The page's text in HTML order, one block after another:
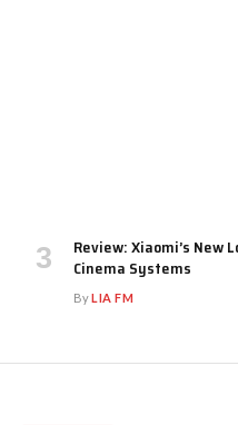
Review: Xiaomi’s New
Cinema Systems
ByLIA FM